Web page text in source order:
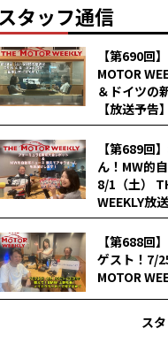
スタッフ通信
【第690回
MOTOR
＆ドイツの
【放送予告】
【第689回
ん！MW的
8/1（土）
WEEKLY放
【第688回
ゲスト！7/
MOTOR
ス